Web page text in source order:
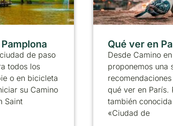
de paso
todos los
o en bicicleta
su Camino
Saint
Qué ver en
Desde Camino
proponemos una
qué ver en París.
también
«Ciudad de